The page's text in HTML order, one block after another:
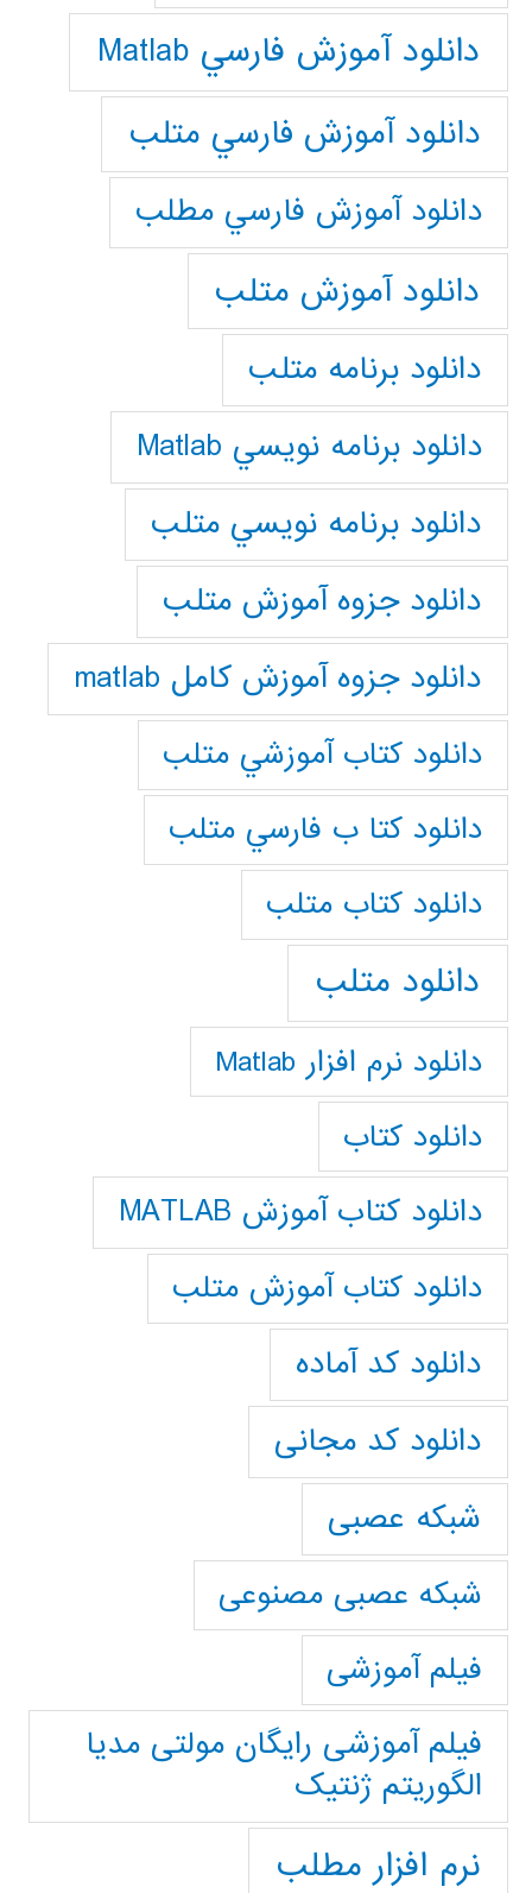
دانلود آموزش فارسي Matlab
دانلود آموزش فارسي متلب
دانلود آموزش فارسي مطلب
دانلود آموزش متلب
دانلود برنامه متلب
دانلود برنامه نويسي Matlab
دانلود برنامه نويسي متلب
دانلود جزوه آموزش متلب
دانلود جزوه آموزش کامل matlab
دانلود كتاب آموزشي متلب
دانلود كتا ب فارسي متلب
دانلود كتاب متلب
دانلود متلب
دانلود نرم افزار Matlab
دانلود کتاب
دانلود کتاب آموزش MATLAB
دانلود کتاب آموزش متلب
دانلود کد آماده
دانلود کد مجانی
شبکه عصبی
شبکه عصبی مصنوعی
فیلم آموزشی
فیلم آموزشی رایگان مولتی مدیا
الگوریتم ژنتیک
نرم افزار مطلب